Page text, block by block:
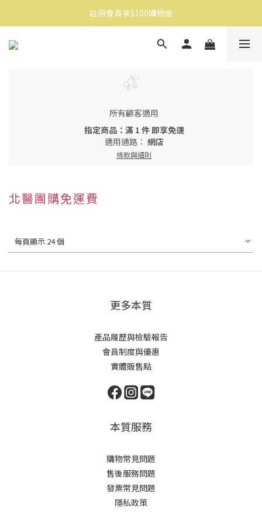
消費滿$1500免運
註冊會員享$100購物金
消費滿$1500免運
所有顧客適用
指定商品：滿 1 件 即享免運
適用通路： 網店
條款與細則
北醫團購免運費
每頁顯示 24 個
更多本質
產品履歷與檢驗報告
會員制度與優惠
實體販售點
本質服務
購物常見問題
售後服務問題
發票常見問題
隱私政策